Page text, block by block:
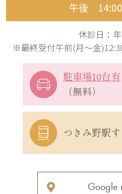
午後
休診日：
※最終受付午前(月～金
駐車場10台有
（無料）
つきみ野駅す
Google